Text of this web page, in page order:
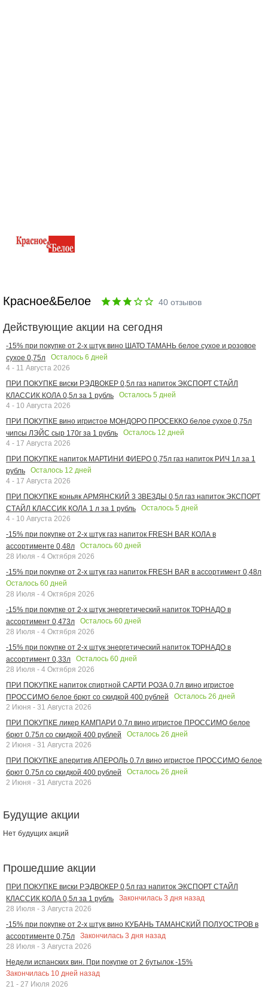
Красное&Белое 40 отзывов
Действующие акции на сегодня
-15% при покупке от 2-х штук вино ШАТО ТАМАНЬ белое сухое и розовое
сухое 0,75л
Осталось 6 дней
4 - 11 Августа 2026
ПРИ ПОКУПКЕ виски РЭДВОКЕР 0,5л газ напиток ЭКСПОРТ СТАЙЛ
КЛАССИК КОЛА 0,5л за 1 рубль
Осталось 5 дней
4 - 10 Августа 2026
ПРИ ПОКУПКЕ вино игристое МОНДОРО ПРОСЕККО белое сухое 0,75л
чипсы ЛЭЙС сыр 170г за 1 рубль
Осталось 12 дней
4 - 17 Августа 2026
ПРИ ПОКУПКЕ напиток МАРТИНИ ФИЕРО 0,75л газ напиток РИЧ 1л за 1
рубль
Осталось 12 дней
4 - 17 Августа 2026
ПРИ ПОКУПКЕ коньяк АРМЯНСКИЙ 3 ЗВЕЗДЫ 0,5л газ напиток ЭКСПОРТ
СТАЙЛ КЛАССИК КОЛА 1 л за 1 рубль
Осталось 5 дней
4 - 10 Августа 2026
-15% при покупке от 2-х штук газ напиток FRESH BAR КОЛА в
ассортименте 0,48л
Осталось 60 дней
28 Июля - 4 Октября 2026
-15% при покупке от 2-х штук газ напиток FRESH BAR в ассортимент 0,48л
Осталось 60 дней
28 Июля - 4 Октября 2026
-15% при покупке от 2-х штук энергетический напиток ТОРНАДО в
ассортимент 0,473л
Осталось 60 дней
28 Июля - 4 Октября 2026
-15% при покупке от 2-х штук энергетический напиток ТОРНАДО в
ассортимент 0,33л
Осталось 60 дней
28 Июля - 4 Октября 2026
ПРИ ПОКУПКЕ напиток спиртной САРТИ РОЗА 0.7л вино игристое
ПРОССИМО белое брют со скидкой 400 рублей
Осталось 26 дней
2 Июня - 31 Августа 2026
ПРИ ПОКУПКЕ ликер КАМПАРИ 0.7л вино игристое ПРОССИМО белое
брют 0.75л со скидкой 400 рублей
Осталось 26 дней
2 Июня - 31 Августа 2026
ПРИ ПОКУПКЕ аперитив АПЕРОЛЬ 0.7л вино игристое ПРОССИМО белое
брют 0.75л со скидкой 400 рублей
Осталось 26 дней
2 Июня - 31 Августа 2026
Будущие акции
Нет будущих акций
Прошедшие акции
ПРИ ПОКУПКЕ виски РЭДВОКЕР 0,5л газ напиток ЭКСПОРТ СТАЙЛ
КЛАССИК КОЛА 0,5л за 1 рубль
Закончилась 3 дня назад
28 Июля - 3 Августа 2026
-15% при покупке от 2-х штук вино КУБАНЬ ТАМАНСКИЙ ПОЛУОСТРОВ в
ассортименте 0,75л
Закончилась 3 дня назад
28 Июля - 3 Августа 2026
Недели испанских вин. При покупке от 2 бутылок -15%
Закончилась 10 дней назад
21 - 27 Июля 2026